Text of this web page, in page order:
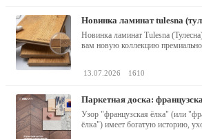
новинка ламинат tulesna
Новинка ламинат Tulesna
вам новую коллекцию
13.07.2026 1610
паркетная доска:
Узор "французская ёлка" (или
ёлка") имеет богатую историю,